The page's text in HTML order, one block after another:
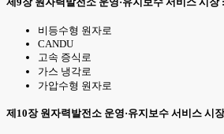
비등수형 원자로
CANDU
고속 증식로
가스 냉각로
가압수형 원자로
제10장 원자력발전소 운영·유지보수 서비스 시